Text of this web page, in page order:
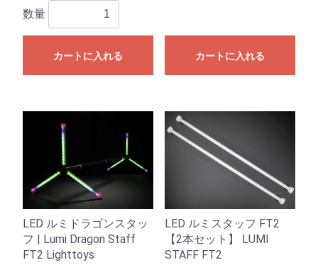
数量
カートに入れる カートに入れる
LED ルミドラゴンスタッ
フ | Lumi Dragon Staff
FT2 Lighttoys
LED ルミスタッフ FT2
【2本セット】 LUMI
STAFF FT2